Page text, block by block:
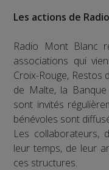
Les actions de
Radio Mont Blanc
associations qui
Croix-Rouge, Restos
de Malte, la Banque
sont invités
bénévoles sont
Les collaborateurs,
leur temps, de leur
ces structures.